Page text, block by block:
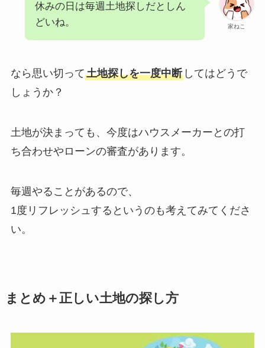
家ねこ
休みの日は毎週土地探しだとしん
どいね。
なら思い切って土地探しを一度中断してはどうで
しょうか？
土地が決まっても、今度はハウスメーカーとの打
ち合わせやローンの審査があります。
毎週やることがあるので、
1度リフレッシュするというのも考えてみてくださ
い。
まとめ＋正しい土地の探し方